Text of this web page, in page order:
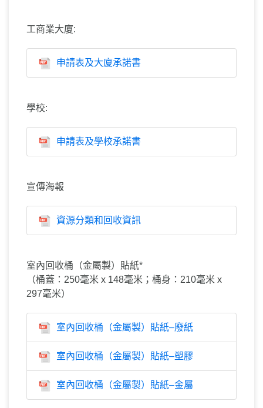
工商業大廈:
申請表及大廈承諾書
學校:
申請表及學校承諾書
宣傳海報
資源分類和回收資訊
室內回收桶（金屬製）貼紙*
（桶蓋：250毫米 x 148毫米；桶身：210毫米 x
297毫米）
室內回收桶（金屬製）貼紙–廢紙
室內回收桶（金屬製）貼紙–塑膠
室內回收桶（金屬製）貼紙–金屬